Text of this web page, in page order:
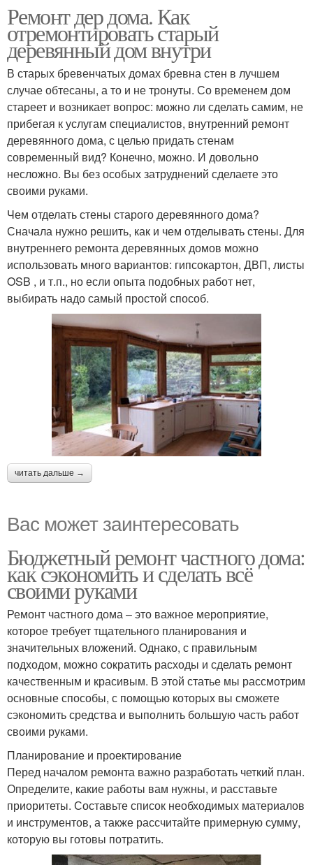
Ремонт дер дома. Как
отремонтировать старый
деревянный дом внутри
В старых бревенчатых домах бревна стен в лучшем
случае обтесаны, а то и не тронуты. Со временем дом
стареет и возникает вопрос: можно ли сделать самим, не
прибегая к услугам специалистов, внутренний ремонт
деревянного дома, с целью придать стенам
современный вид? Конечно, можно. И довольно
несложно. Вы без особых затруднений сделаете это
своими руками.
Чем отделать стены старого деревянного дома?
Сначала нужно решить, как и чем отделывать стены. Для
внутреннего ремонта деревянных домов можно
использовать много вариантов: гипсокартон, ДВП, листы
OSB , и т.п., но если опыта подобных работ нет,
выбирать надо самый простой способ.
читать дальше →
Вас может заинтересовать
Бюджетный ремонт частного дома:
как сэкономить и сделать всё
своими руками
Ремонт частного дома – это важное мероприятие,
которое требует тщательного планирования и
значительных вложений. Однако, с правильным
подходом, можно сократить расходы и сделать ремонт
качественным и красивым. В этой статье мы рассмотрим
основные способы, с помощью которых вы сможете
сэкономить средства и выполнить большую часть работ
своими руками.
Планирование и проектирование
Перед началом ремонта важно разработать четкий план.
Определите, какие работы вам нужны, и расставьте
приоритеты. Составьте список необходимых материалов
и инструментов, а также рассчитайте примерную сумму,
которую вы готовы потратить.